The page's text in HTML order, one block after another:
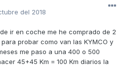
del 2018
ir en coche me he comprado de 2
para probar como van las KYMCO y
me paso a una 400 o 500
45+45 Km = 100 Km diarios la